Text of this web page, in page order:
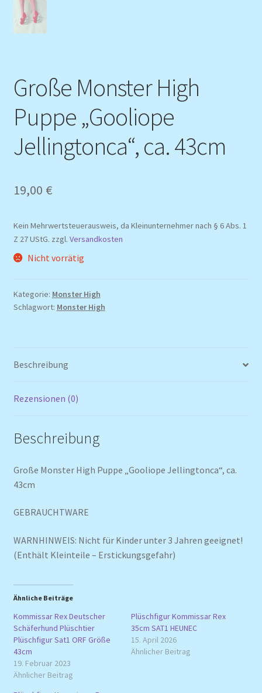
Große Monster High
Puppe „Gooliope
Jellingtonca“, ca. 43cm
19,00 €
Kein Mehrwertsteuerausweis, da Kleinunternehmer nach § 6 Abs. 1
Z 27 UStG. zzgl. Versandkosten
Nicht vorrätig
Kategorie: Monster High
Schlagwort: Monster High
Beschreibung
Rezensionen (0)
Beschreibung
Große Monster High Puppe „Gooliope Jellingtonca“, ca.
43cm
GEBRAUCHTWARE
WARNHINWEIS: Nicht für Kinder unter 3 Jahren geeignet!
(Enthält Kleinteile – Erstickungsgefahr)
Ähnliche Beiträge
Kommissar Rex Deutscher
Schäferhund Plüschtier
Plüschfigur Sat1 ORF Größe
43cm
19. Februar 2023
Ähnlicher Beitrag
Plüschfigur Kommissar Rex
35cm SAT1 HEUNEC
15. April 2026
Ähnlicher Beitrag